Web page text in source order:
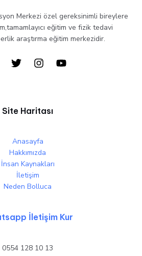
Merkezi özel gereksinimli bireylere
eğitim ve fizik tedavi
araştırma eğitim merkezidir.
Site Haritası
Anasayfa
Hakkımızda
İnsan Kaynakları
İletişim
Neden Bolluca
İletişim Kur
0554 128 10 13